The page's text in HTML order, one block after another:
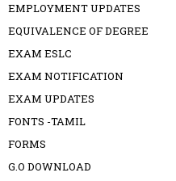
EMPLOYMENT UPDATES
EQUIVALENCE OF DEGREE
EXAM ESLC
EXAM NOTIFICATION
EXAM UPDATES
FONTS -TAMIL
FORMS
G.O DOWNLOAD